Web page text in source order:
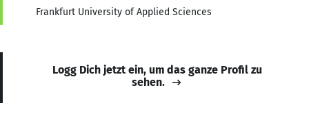
Frankfurt University of Applied Sciences
Logg Dich jetzt ein, um das ganze Profil zu
sehen.